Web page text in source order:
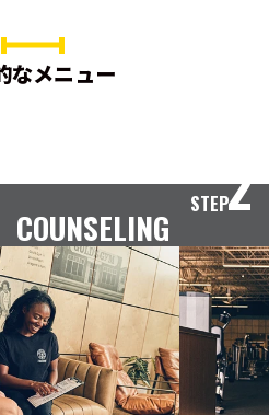
なメニュー
COUNSELING
STEP2